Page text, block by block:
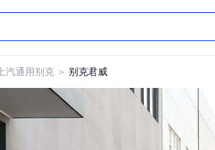
上汽通用别克 ＞ 别克君威